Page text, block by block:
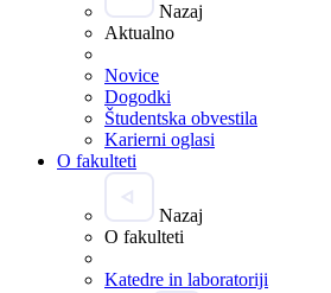
Nazaj
Aktualno
Novice
Dogodki
Študentska obvestila
Karierni oglasi
O fakulteti
Nazaj
O fakulteti
Katedre in laboratoriji